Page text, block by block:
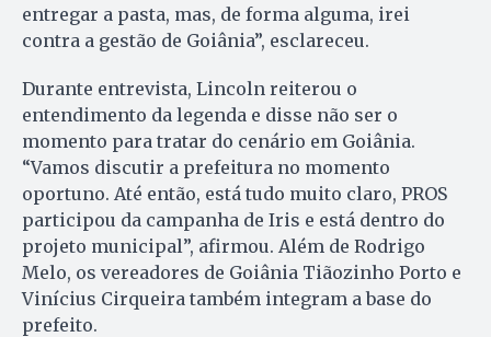
entregar a pasta, mas, de forma alguma, irei
contra a gestão de Goiânia”, esclareceu.
Durante entrevista, Lincoln reiterou o
entendimento da legenda e disse não ser o
momento para tratar do cenário em Goiânia.
“Vamos discutir a prefeitura no momento
oportuno. Até então, está tudo muito claro, PROS
participou da campanha de Iris e está dentro do
projeto municipal”, afirmou. Além de Rodrigo
Melo, os vereadores de Goiânia Tiãozinho Porto e
Vinícius Cirqueira também integram a base do
prefeito.